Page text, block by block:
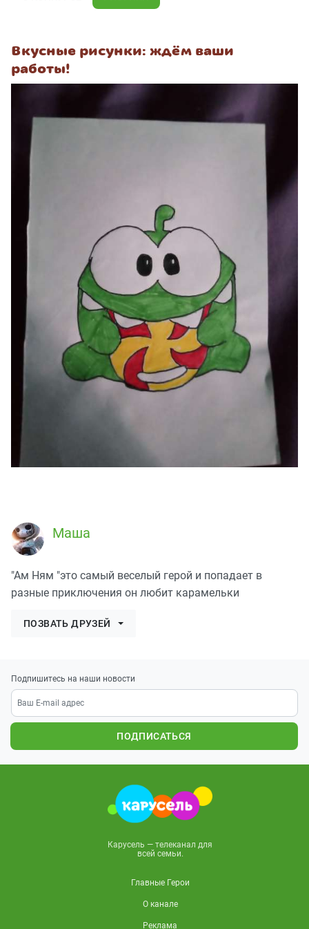
Вкусные рисунки: ждём ваши
работы!
Маша
"Ам Ням "это самый веселый герой и попадает в
разные приключения он любит карамельки
ПОЗВАТЬ ДРУЗЕЙ
Подпишитесь на наши новости
ПОДПИСАТЬСЯ
Карусель — телеканал для
всей семьи.
Главные Герои
О канале
Реклама